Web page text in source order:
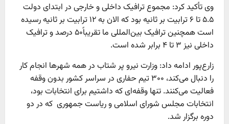
وی تأکید کرد: مجموع ترافیک داخلی و خارجی در ابتدای دولت
۵.۵ تا ۶ ترابیت بر ثانیه بود که الان به ۱۲ ترابیت بر ثانیه رسیده
است همچنین ترافیک بین‌المللی ما تقریباً۵۰ درصد و ترافیک
داخلی نیز ۳ تا ۴ برابر شده است.
زارع‌پور ادامه داد: وزارت نیرو پر شتاب در همه شهر‌ها انجام کار
را دنبال می‌کند، ۳۰۰ تیم حفاری در سراسر کشور بدون وقفه
فعالیت می‌کنند. تنها وقفه‌ای که داشتیم برای انتخابات بود،
انتخابات مجلس شورای اسلامی و ریاست جمهوری که در دو
دوره برگزار شد.